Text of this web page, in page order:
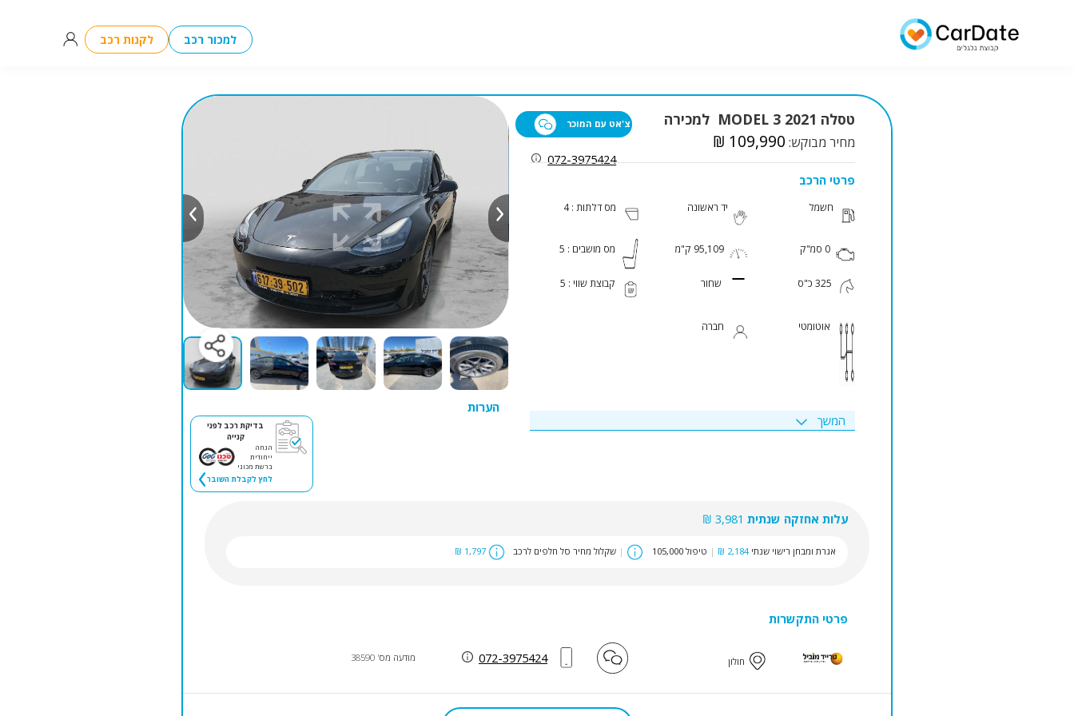
למכור רכב לקנות רכב
הערות
בדיקת רכב לפני
קנייה
הנחה
ייחודית
ברשת מכוני
לחץ לקבלת השובר
צ'אט עם המוכר
072-3975424
טסלה MODEL 3 2021 למכירה
מחיר מבוקש: ₪ 109,990
פרטי הרכב
חשמל יד ראשונה מס דלתות : 4
0 סמ"ק 95,109 ק"מ מס מושבים : 5
325 כ"ס שחור קבוצת שווי : 5
אוטומטי חברה
המשך
עלות אחזקה שנתית 3,981 ₪
אגרת ומבחן רישוי שנתי 2,184 ₪
| טיפול 105,000 | שקלול מחיר סל חלפים לרכב 1,797 ₪
פרטי התקשרות
חולון 072-3975424 מודעה מס' 38590